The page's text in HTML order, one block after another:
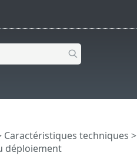
Caractéristiques techniques >
déploiement